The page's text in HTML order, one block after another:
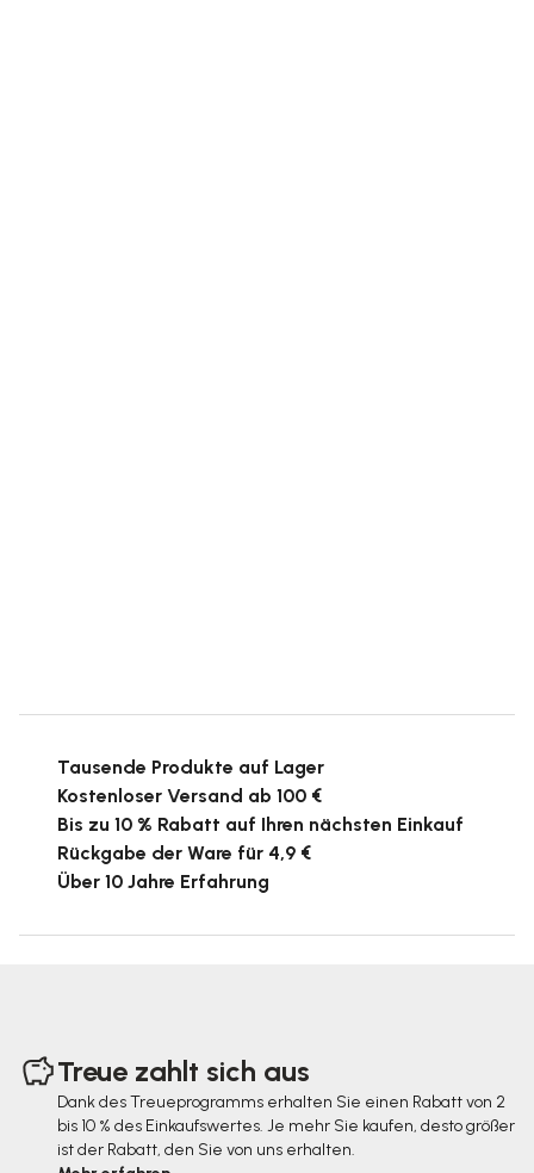
Tausende Produkte auf Lager
Kostenloser Versand ab 100 €
Bis zu 10 % Rabatt auf Ihren nächsten Einkauf
Rückgabe der Ware für 4,9 €
Über 10 Jahre Erfahrung
Treue zahlt sich aus
Dank des Treueprogramms erhalten Sie einen Rabatt von 2
bis 10 % des Einkaufswertes. Je mehr Sie kaufen, desto größer
ist der Rabatt, den Sie von uns erhalten.